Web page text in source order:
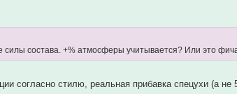
силы состава. +% атмосферы учитывается? Или это
согласно стилю, реальная прибавка спецухи (а не